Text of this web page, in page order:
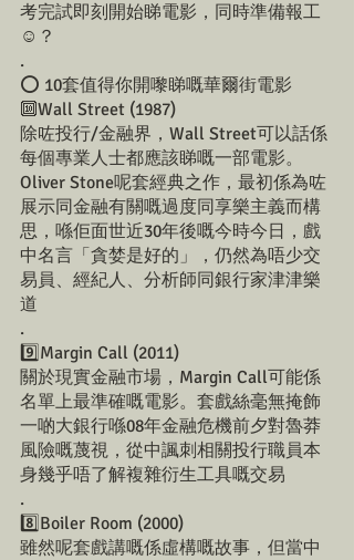
考完試即刻開始睇電影，同時準備報工
☺️？
.
⭕️ 10套值得你開嚟睇嘅華爾街電影
🔟Wall Street (1987)
除咗投行/金融界，Wall Street可以話係
每個專業人士都應該睇嘅一部電影。
Oliver Stone呢套經典之作，最初係為咗
展示同金融有關嘅過度同享樂主義而構
思，喺佢面世近30年後嘅今時今日，戲
中名言「貪婪是好的」，仍然為唔少交
易員、經紀人、分析師同銀行家津津樂
道
.
9️⃣Margin Call (2011)
關於現實金融市場，Margin Call可能係
名單上最準確嘅電影。套戲絲毫無掩飾
一啲大銀行喺08年金融危機前夕對魯莽
風險嘅蔑視，從中諷刺相關投行職員本
身幾乎唔了解複雜衍生工具嘅交易
.
8️⃣Boiler Room (2000)
雖然呢套戲講嘅係虛構嘅故事，但當中